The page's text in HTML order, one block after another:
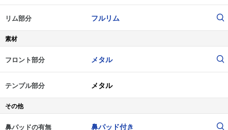
リム部分 フルリム
素材
フロント部分 メタル
テンプル部分 メタル
その他
鼻パッドの有無 鼻パッド付き